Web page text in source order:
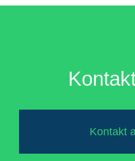
Kontakt